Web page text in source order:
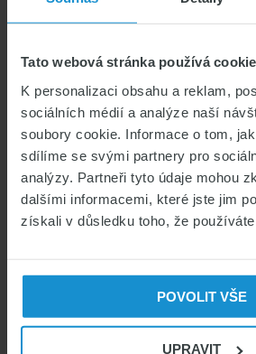
Tato webová stránka používá
K personalizaci obsahu a reklam,
sociálních médií a analýze naší
soubory cookie. Informace o tom,
sdílíme se svými partnery pro
analýzy. Partneři tyto údaje mohou
dalšími informacemi, které jste jim
získali v důsledku toho, že používáte
POVOLIT VŠE
UPRAVIT
přizpůsobena jeho
varianta pojištění. Zpravidla
vyšší je věk dospělé
vyšší bude sazba na
Jak sjednat zdravotní
cizinců pro seniory?
Pro sjednání zdravotního
pobočce pojišťovny, ale vše
zařídit z pohodlí vašeho
našíkalkulačky zdravotního